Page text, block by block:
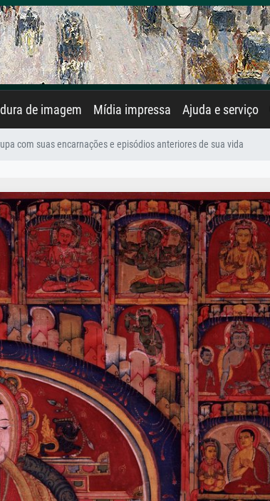
de imagem Mídia impressa Ajuda e serviço
com suas encarnações e episódios anteriores de sua vida